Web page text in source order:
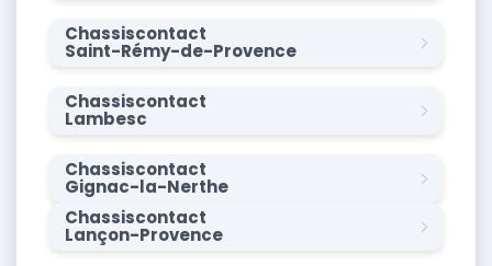
Chassiscontact
Saint-Rémy-de-Provence
Chassiscontact
Lambesc
Chassiscontact
Gignac-la-Nerthe
Chassiscontact
Lançon-Provence